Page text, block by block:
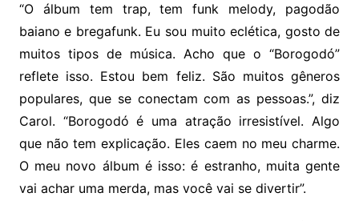
“O álbum tem trap, tem funk melody, pagodão
baiano e bregafunk. Eu sou muito eclética, gosto de
muitos tipos de música. Acho que o “Borogodó”
reflete isso. Estou bem feliz. São muitos gêneros
populares, que se conectam com as pessoas.”, diz
Carol. “Borogodó é uma atração irresistível. Algo
que não tem explicação. Eles caem no meu charme.
O meu novo álbum é isso: é estranho, muita gente
vai achar uma merda, mas você vai se divertir”.